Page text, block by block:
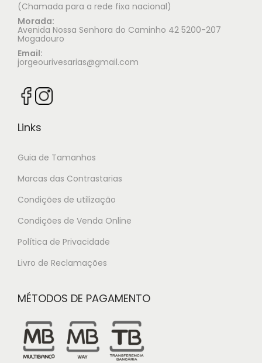
(Chamada para a rede fixa nacional)
Morada:
Avenida Nossa Senhora do Caminho 42 5200-207
Mogadouro
Email:
jorgeourivesarias@gmail.com
Links
Guia de Tamanhos
Marcas das Contrastarias
Condições de utilização
Condições de Venda Online
Política de Privacidade
Livro de Reclamações
MÉTODOS DE PAGAMENTO